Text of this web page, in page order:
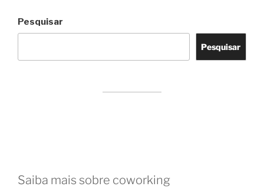
Pesquisar
Pesquisar
Saiba mais sobre coworking